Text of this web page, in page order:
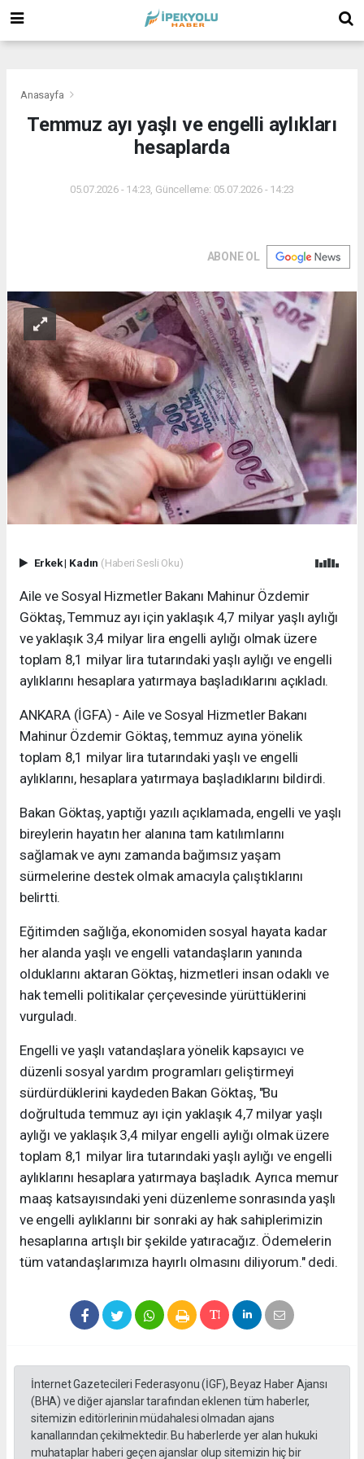
Anasayfa
Temmuz ayı yaşlı ve engelli aylıkları
hesaplarda
05.07.2026 - 14:23, Güncelleme: 05.07.2026 - 14:23
ABONE OL
Erkek| Kadın (Haberi Sesli Oku)
Aile ve Sosyal Hizmetler Bakanı Mahinur Özdemir
Göktaş, Temmuz ayı için yaklaşık 4,7 milyar yaşlı aylığı
ve yaklaşık 3,4 milyar lira engelli aylığı olmak üzere
toplam 8,1 milyar lira tutarındaki yaşlı aylığı ve engelli
aylıklarını hesaplara yatırmaya başladıklarını açıkladı.
ANKARA (İGFA) - Aile ve Sosyal Hizmetler Bakanı
Mahinur Özdemir Göktaş, temmuz ayına yönelik
toplam 8,1 milyar lira tutarındaki yaşlı ve engelli
aylıklarını, hesaplara yatırmaya başladıklarını bildirdi.
Bakan Göktaş, yaptığı yazılı açıklamada, engelli ve yaşlı
bireylerin hayatın her alanına tam katılımlarını
sağlamak ve aynı zamanda bağımsız yaşam
sürmelerine destek olmak amacıyla çalıştıklarını
belirtti.
Eğitimden sağlığa, ekonomiden sosyal hayata kadar
her alanda yaşlı ve engelli vatandaşların yanında
olduklarını aktaran Göktaş, hizmetleri insan odaklı ve
hak temelli politikalar çerçevesinde yürüttüklerini
vurguladı.
Engelli ve yaşlı vatandaşlara yönelik kapsayıcı ve
düzenli sosyal yardım programları geliştirmeyi
sürdürdüklerini kaydeden Bakan Göktaş, "Bu
doğrultuda temmuz ayı için yaklaşık 4,7 milyar yaşlı
aylığı ve yaklaşık 3,4 milyar engelli aylığı olmak üzere
toplam 8,1 milyar lira tutarındaki yaşlı aylığı ve engelli
aylıklarını hesaplara yatırmaya başladık. Ayrıca memur
maaş katsayısındaki yeni düzenleme sonrasında yaşlı
ve engelli aylıklarını bir sonraki ay hak sahiplerimizin
hesaplarına artışlı bir şekilde yatıracağız. Ödemelerin
tüm vatandaşlarımıza hayırlı olmasını diliyorum." dedi.
İnternet Gazetecileri Federasyonu (İGF), Beyaz Haber Ajansı
(BHA) ve diğer ajanslar tarafından eklenen tüm haberler,
sitemizin editörlerinin müdahalesi olmadan ajans
kanallarından çekilmektedir. Bu haberlerde yer alan hukuki
muhataplar haberi geçen ajanslar olup sitemizin hiç bir